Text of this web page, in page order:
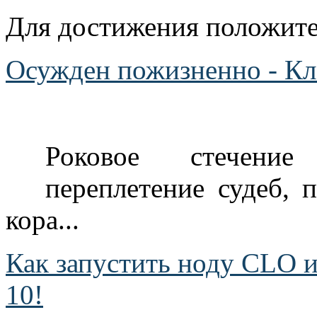
Для достижения
Осужден пожизненно -
Роковое
переплетение судеб,
кора...
Как запустить ноду CLO
10!